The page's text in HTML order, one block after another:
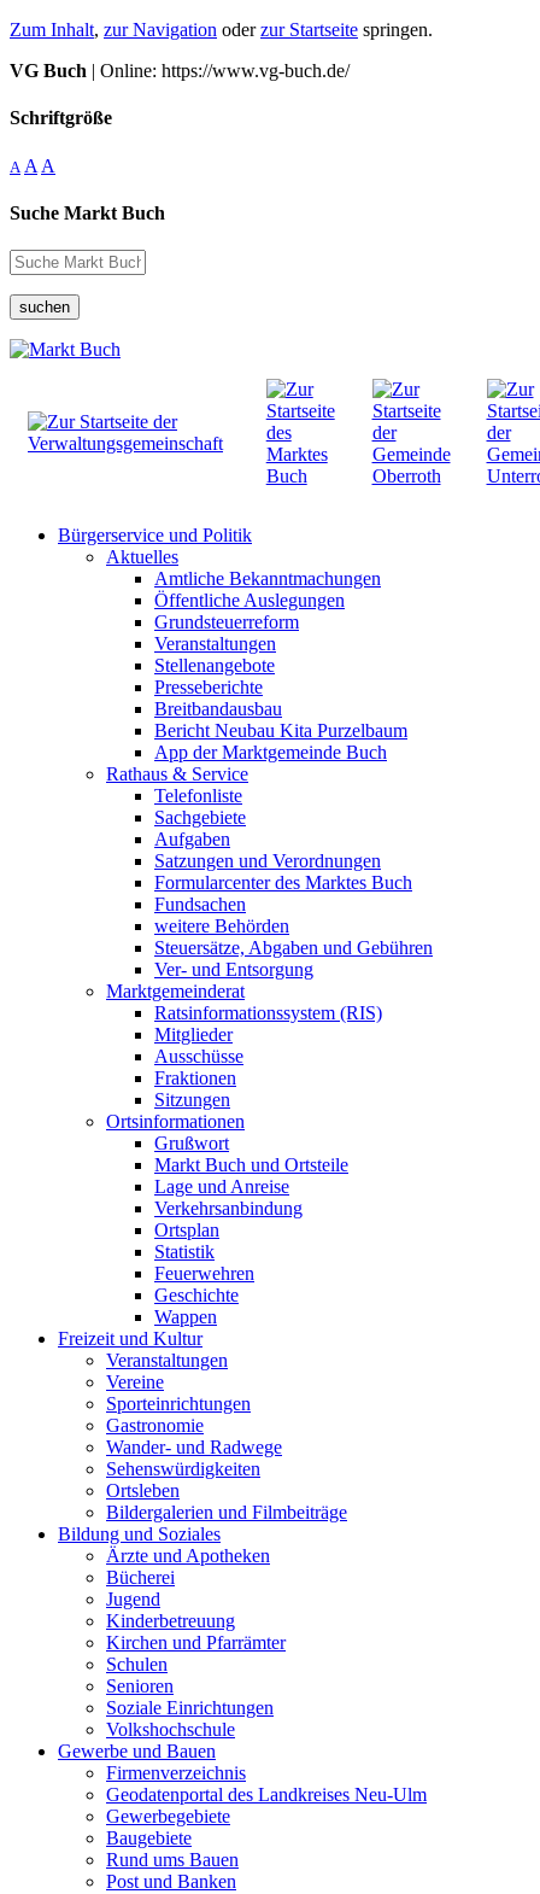
Zum Inhalt, zur Navigation oderzur Startseite springen.
VG Buch | Online: https://www.vg-buch.de/
Schriftgröße
A A A
Suche Markt Buch
suchen
Bürgerservice und Politik
Aktuelles
Amtliche Bekanntmachungen
Öffentliche Auslegungen
Grundsteuerreform
Veranstaltungen
Stellenangebote
Presseberichte
Breitbandausbau
Bericht Neubau Kita Purzelbaum
App der Marktgemeinde Buch
Rathaus & Service
Telefonliste
Sachgebiete
Aufgaben
Satzungen und Verordnungen
Formularcenter des Marktes Buch
Fundsachen
weitere Behörden
Steuersätze, Abgaben und Gebühren
Ver- und Entsorgung
Marktgemeinderat
Ratsinformationssystem (RIS)
Mitglieder
Ausschüsse
Fraktionen
Sitzungen
Ortsinformationen
Grußwort
Markt Buch und Ortsteile
Lage und Anreise
Verkehrsanbindung
Ortsplan
Statistik
Feuerwehren
Geschichte
Wappen
Freizeit und Kultur
Veranstaltungen
Vereine
Sporteinrichtungen
Gastronomie
Wander- und Radwege
Sehenswürdigkeiten
Ortsleben
Bildergalerien und Filmbeiträge
Bildung und Soziales
Ärzte und Apotheken
Bücherei
Jugend
Kinderbetreuung
Kirchen und Pfarrämter
Schulen
Senioren
Soziale Einrichtungen
Volkshochschule
Gewerbe und Bauen
Firmenverzeichnis
Geodatenportal des Landkreises Neu-Ulm
Gewerbegebiete
Baugebiete
Rund ums Bauen
Post und Banken